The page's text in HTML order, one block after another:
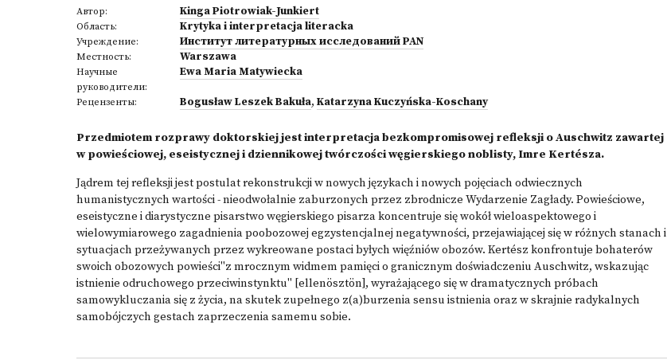
Автор: Kinga Piotrowiak-Junkiert
Область: Krytyka i interpretacja literacka
Учреждение: Институт литературных исследований PAN
Местность: Warszawa
Научные
руководители:
Ewa Maria Matywiecka
Рецензенты: Bogusław Leszek Bakuła, Katarzyna Kuczyńska-Koschany
Przedmiotem rozprawy doktorskiej jest interpretacja bezkompromisowej refleksji o Auschwitz zawartej
w powieściowej, eseistycznej i dziennikowej twórczości węgierskiego noblisty, Imre Kertésza.
Jądrem tej refleksji jest postulat rekonstrukcji w nowych językach i nowych pojęciach odwiecznych
humanistycznych wartości - nieodwołalnie zaburzonych przez zbrodnicze Wydarzenie Zagłady. Powieściowe,
eseistyczne i diarystyczne pisarstwo węgierskiego pisarza koncentruje się wokół wieloaspektowego i
wielowymiarowego zagadnienia poobozowej egzystencjalnej negatywności, przejawiającej się w różnych stanach i
sytuacjach przeżywanych przez wykreowane postaci byłych więźniów obozów. Kertész konfrontuje bohaterów
swoich obozowych powieści"z mrocznym widmem pamięci o granicznym doświadczeniu Auschwitz, wskazując
istnienie odruchowego przeciwinstynktu" [ellenösztön], wyrażającego się w dramatycznych próbach
samowykluczania się z życia, na skutek zupełnego z(a)burzenia sensu istnienia oraz w skrajnie radykalnych
samobójczych gestach zaprzeczenia samemu sobie.